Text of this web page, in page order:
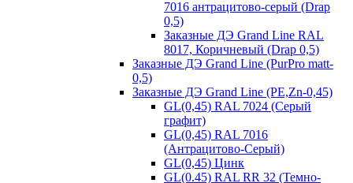
7016 антрацитово-серый (Drap
0,5)
Заказные ДЭ Grand Line RAL
8017, Коричневый (Drap 0,5)
Заказные ДЭ Grand Line (PurPro matt-
0,5)
Заказные ДЭ Grand Line (PE,Zn-0,45)
GL(0,45) RAL 7024 (Серый
графит)
GL(0,45) RAL 7016
(Антрацитово-Серый)
GL(0,45) Цинк
GL(0.45) RAL RR 32 (Темно-